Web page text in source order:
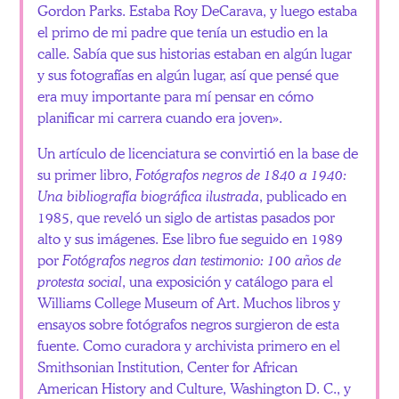
Gordon Parks. Estaba Roy DeCarava, y luego estaba
el primo de mi padre que tenía un estudio en la
calle. Sabía que sus historias estaban en algún lugar
y sus fotografías en algún lugar, así que pensé que
era muy importante para mí pensar en cómo
planificar mi carrera cuando era joven».
Un artículo de licenciatura se convirtió en la base de
su primer libro,Fotógrafos negros de 1840 a 1940:
Una bibliografía biográfica ilustrada, publicado en
1985, que reveló un siglo de artistas pasados ​​por
alto y sus imágenes. Ese libro fue seguido en 1989
porFotógrafos negros dan testimonio: 100 años de
protesta social, una exposición y catálogo para el
Williams College Museum of Art. Muchos libros y
ensayos sobre fotógrafos negros surgieron de esta
fuente. Como curadora y archivista primero en el
Smithsonian Institution, Center for African
American History and Culture, Washington D. C., y